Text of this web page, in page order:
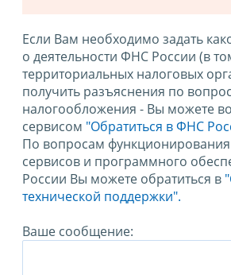
Если Вам необходимо задать
о деятельности ФНС России (в
территориальных налоговых
получить разъяснения по
налогообложения - Вы можете
сервисом "Обратиться в ФНС
По вопросам функционирования
сервисов и программного
России Вы можете обратиться в
технической поддержки".
Ваше сообщение: